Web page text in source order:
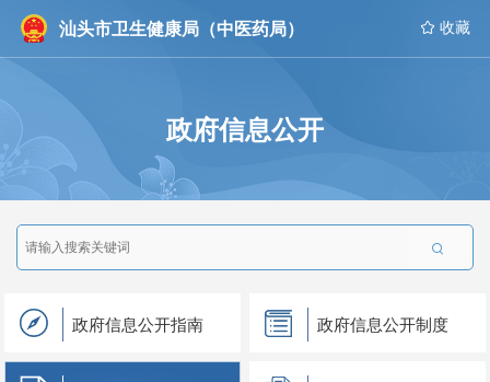
汕头市卫生健康局（中医药局）  收藏
政府信息公开

政府信息公开指南 政府信息公开制度